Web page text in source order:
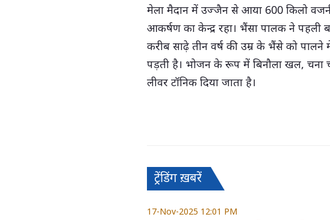
मेला मैदान में उज्जैन से आया 600 किलो
आकर्षण का केन्द्र रहा। भैंसा पालक ने पहली
करीब साढ़े तीन वर्ष की उम्र के भैंसे को
पड़ती है। भोजन के रूप में बिनौला खल,
लीवर टॉनिक दिया जाता है।
ट्रेंडिंग ख़बरें
17-Nov-2025 12:01 PM